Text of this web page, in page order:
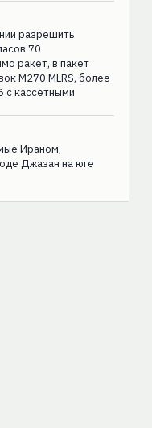
разрешить
70
ракет, в пакет
M270 MLRS, более
с кассетными
Ираном,
Джазан на юге